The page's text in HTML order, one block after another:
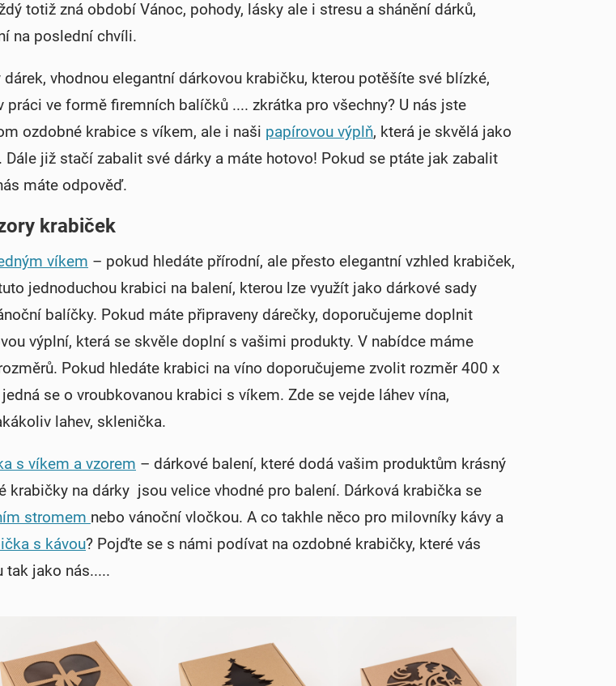
totiž zná období Vánoc, pohody, lásky ale i stresu a shánění dárků,
na poslední chvíli.
dárek, vhodnou elegantní dárkovou krabičku, kterou potěšíte své blízké,
práci ve formě firemních balíčků .... zkrátka pro všechny? U nás jste
ozdobné krabice s víkem, ale i naši papírovou výplň, která je skvělá jako
Dále již stačí zabalit své dárky a máte hotovo! Pokud se ptáte jak zabalit
máte odpověď.
krabiček
víkem – pokud hledáte přírodní, ale přesto elegantní vzhled krabiček,
jednoduchou krabici na balení, kterou lze využít jako dárkové sady
balíčky. Pokud máte připraveny dárečky, doporučujeme doplnit
výplní, která se skvěle doplní s vašimi produkty. V nabídce máme
Pokud hledáte krabici na víno doporučujeme zvolit rozměr 400 x
se o vroubkovanou krabici s víkem. Zde se vejde láhev vína,
lahev, sklenička.
s víkem a vzorem – dárkové balení, které dodá vašim produktům krásný
krabičky na dárky jsou velice vhodné pro balení. Dárková krabička se
stromem nebo vánoční vločkou. A co takhle něco pro milovníky kávy a
s kávou? Pojďte se s námi podívat na ozdobné krabičky, které vás
tak jako nás.....